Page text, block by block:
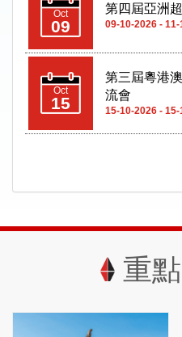
Oct
09
第四屆亞洲
09-10-2026 -
Oct
15
第三屆粵港
流會
15-10-2026 -
重